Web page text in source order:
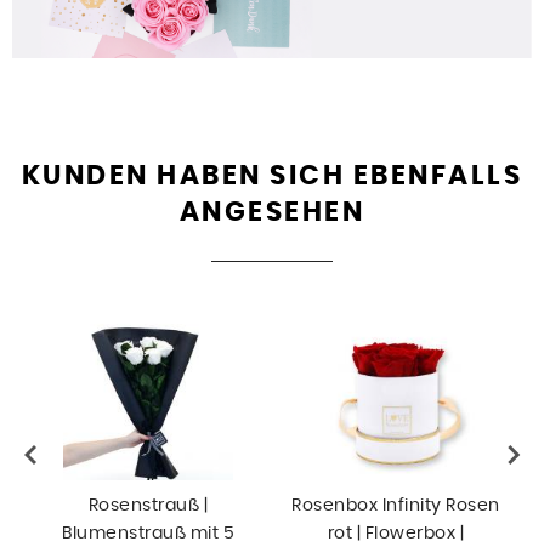
KUNDEN HABEN SICH EBENFALLS
ANGESEHEN
Rosenstrauß |
Blumenstrauß mit 5
Rosenbox Infinity Rosen
rot | Flowerbox |